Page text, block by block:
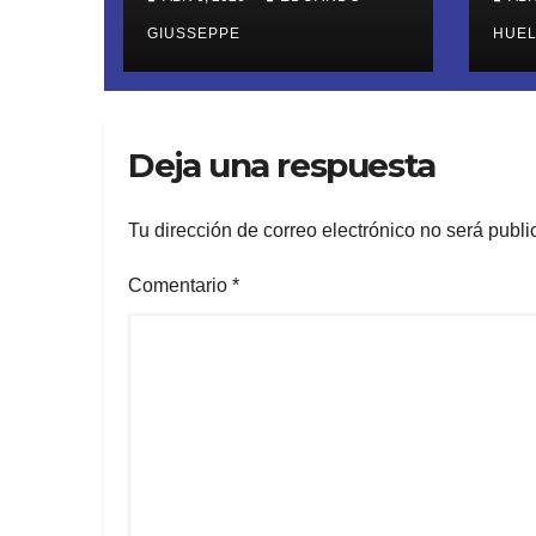
violencia familiar.
El exluchador de
la WWE fue
arrestado por la
Estatal tras
presuntamente
golpear a su
GIUSSEPPE
Deja una respuesta
Tu dirección de correo electrónico no será
Comentario *